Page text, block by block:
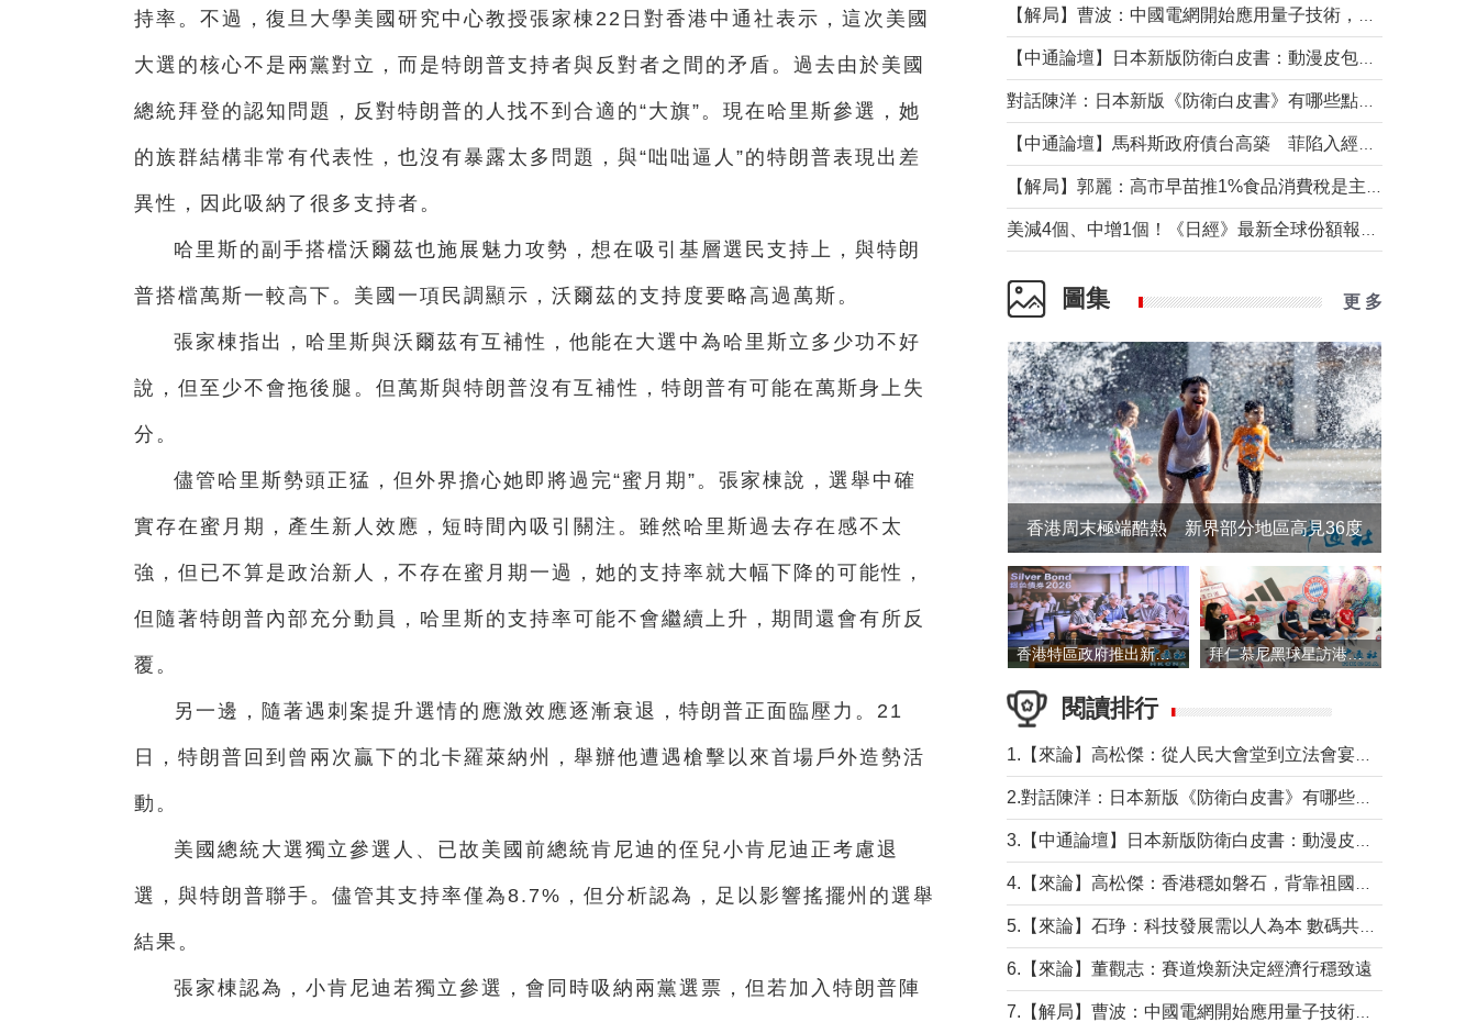
持率。不過，復旦大學美國研究中心教授張家棟22日對香港中通社表示，這次美國
大選的核心不是兩黨對立，而是特朗普支持者與反對者之間的矛盾。過去由於美國
總統拜登的認知問題，反對特朗普的人找不到合適的“大旗”。現在哈里斯參選，她
的族群結構非常有代表性，也沒有暴露太多問題，與“咄咄逼人”的特朗普表現出差
異性，因此吸納了很多支持者。
哈里斯的副手搭檔沃爾茲也施展魅力攻勢，想在吸引基層選民支持上，與特朗
普搭檔萬斯一較高下。美國一項民調顯示，沃爾茲的支持度要略高過萬斯。
張家棟指出，哈里斯與沃爾茲有互補性，他能在大選中為哈里斯立多少功不好
說，但至少不會拖後腿。但萬斯與特朗普沒有互補性，特朗普有可能在萬斯身上失
分。
儘管哈里斯勢頭正猛，但外界擔心她即將過完“蜜月期”。張家棟說，選舉中確
實存在蜜月期，產生新人效應，短時間內吸引關注。雖然哈里斯過去存在感不太
強，但已不算是政治新人，不存在蜜月期一過，她的支持率就大幅下降的可能性，
但隨著特朗普內部充分動員，哈里斯的支持率可能不會繼續上升，期間還會有所反
覆。
另一邊，隨著遇刺案提升選情的應激效應逐漸衰退，特朗普正面臨壓力。21
日，特朗普回到曾兩次贏下的北卡羅萊納州，舉辦他遭遇槍擊以來首場戶外造勢活
動。
美國總統大選獨立參選人、已故美國前總統肯尼迪的侄兒小肯尼迪正考慮退
選，與特朗普聯手。儘管其支持率僅為8.7%，但分析認為，足以影響搖擺州的選舉
結果。
張家棟認為，小肯尼迪若獨立參選，會同時吸納兩黨選票，但若加入特朗普陣
圖集 更 多
香港周末極端酷熱 新界部分地區高見36度
香港特區政府推出新一批銀色債券 每手1萬元保底息4.25厘 拜仁慕尼黑球星訪港 與球迷近距離互動
閱讀排行
6.【來論】董觀志：賽道煥新決定經濟行穩致遠